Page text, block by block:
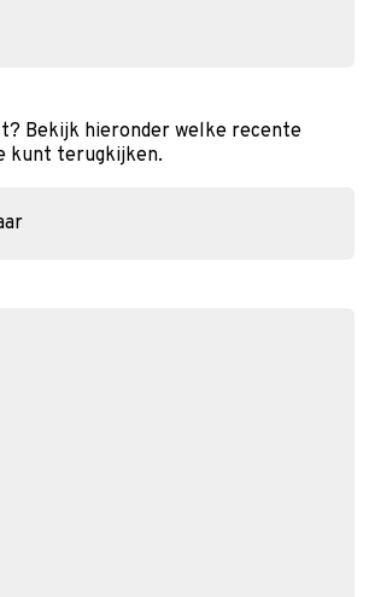
Bekijk hieronder welke recente
kunt terugkijken.